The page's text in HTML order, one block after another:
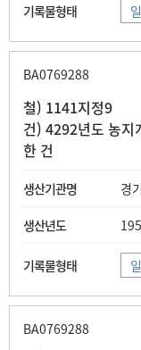
BA0769288
철) 1141지정9
건) 4292년도 농지
한 건
경
BA0769288